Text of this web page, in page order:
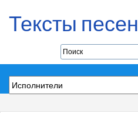
Тексты песен